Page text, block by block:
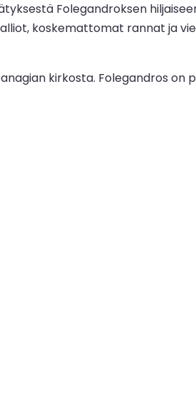
Folegandroksen
koskemattomat rannat ja
kirkosta. Folegandros on